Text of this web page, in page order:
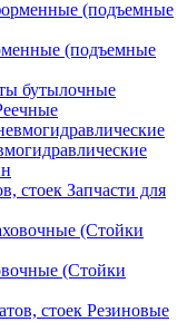
(подъемные
бутылочные
Запчасти для
(Стойки
Резиновые